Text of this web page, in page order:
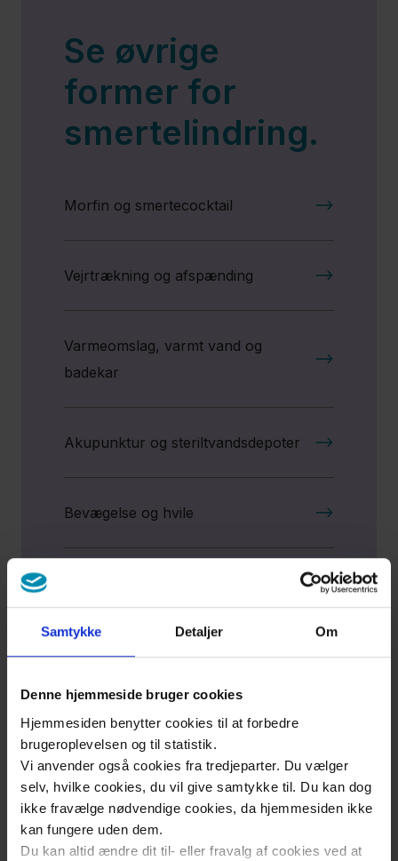
Samtykke Detaljer Om
Denne hjemmeside bruger cookies
Hjemmesiden benytter cookies til at forbedre
brugeroplevelsen og til statistik.
Vi anvender også cookies fra tredjeparter. Du vælger
selv, hvilke cookies, du vil give samtykke til. Du kan dog
ikke fravælge nødvendige cookies, da hjemmesiden ikke
kan fungere uden dem.
Du kan altid ændre dit til- eller fravalg af cookies ved at
​Se øvrige
former for
smertelindring.​​
Morfin og smertecocktail
Vejrtrækning og afspænding​​
Varmeomslag, varmt vand og
badekar
Akupunktur og steriltvandsdepoter
Bevægelse og hvile​
Lokalbedøvelse og